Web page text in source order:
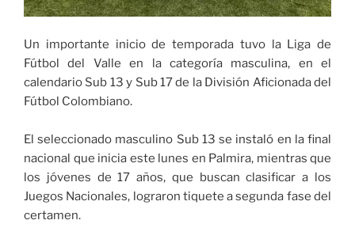
Un importante inicio de temporada tuvo la Liga de
Fútbol del Valle en la categoría masculina, en el
calendario Sub 13 y Sub 17 de la División Aficionada del
Fútbol Colombiano.
El seleccionado masculino Sub 13 se instaló en la final
nacional que inicia este lunes en Palmira, mientras que
los jóvenes de 17 años, que buscan clasificar a los
Juegos Nacionales, lograron tiquete a segunda fase del
certamen.